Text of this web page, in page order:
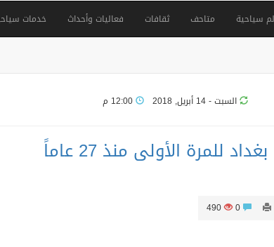
سياحية متاحف ثقافات فعاليات وأحداث خدمات
السبت - 14 أبريل, 2018 12:00 م
الأولى منذ 27 عاماً
0
490